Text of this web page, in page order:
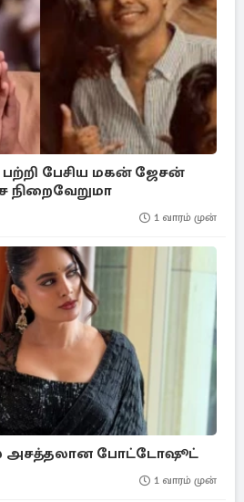
பேசிய மகன் ஜேசன்
1 வாரம் முன்
அசத்தலான போட்டோஷூட்
1 வாரம் முன்